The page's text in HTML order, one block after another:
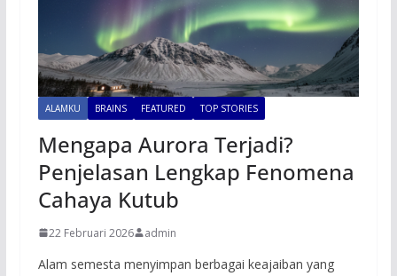
ALAMKU BRAINS FEATURED TOP STORIES
Mengapa Aurora Terjadi?
Penjelasan Lengkap Fenomena
Cahaya Kutub
22 Februari 2026 admin
Alam semesta menyimpan berbagai keajaiban yang